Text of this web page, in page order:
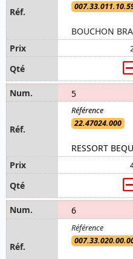
BOUCHON
5
22.47024.000
RESSORT
6